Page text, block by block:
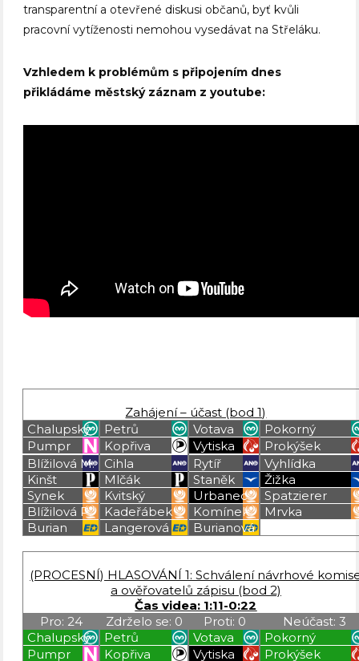
transparentní a otevřené diskusi občanů, byť kvůli
pracovní vytíženosti nemohou vysedávat na Střeláku.
Vzhledem k problémům s připojením dnes
přikládáme městský záznam z youtube:
Zahájení – účast (bod 1)
Chalupský
Petrů Votava
Pokorný
Pumpr
Kopřiva Vytiska
Prokýšek
Blížilová M.
Cihla Rytíř
Vyhlídka
Kinšt
Mlčák Staněk
Žižka
Synek
Kvitský Urbanec
Spatzierer
Blížilová P.
Kadeřábek Komínek
Mrvka
Burian
Langerová
Burianová
(PROCESNÍ) HLASOVÁNÍ 1: Schválení návrhové
a ověřovatelů zápisu (bod 2)
Čas videa: 1:11-0:22
Pro: 24
Zdrželo se: 0 Proti: 0
Neúčast: 3
Chalupský
Petrů Votava
Pokorný
Pumpr
Kopřiva Vytiska
Prokýšek